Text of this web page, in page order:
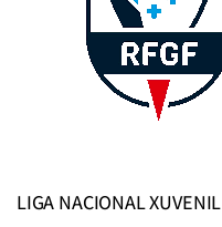
LIGA NACIONAL XUVENIL